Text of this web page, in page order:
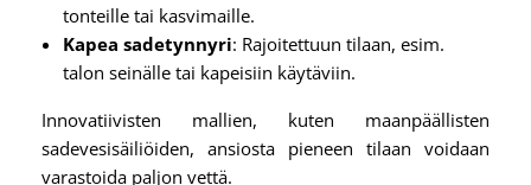
tonteille tai kasvimaille.
Kapea sadetynnyri: Rajoitettuun tilaan, esim.
talon seinälle tai kapeisiin käytäviin.
Innovatiivisten mallien, kuten maanpäällisten
sadevesisäiliöiden, ansiosta pieneen tilaan voidaan
varastoida paljon vettä.